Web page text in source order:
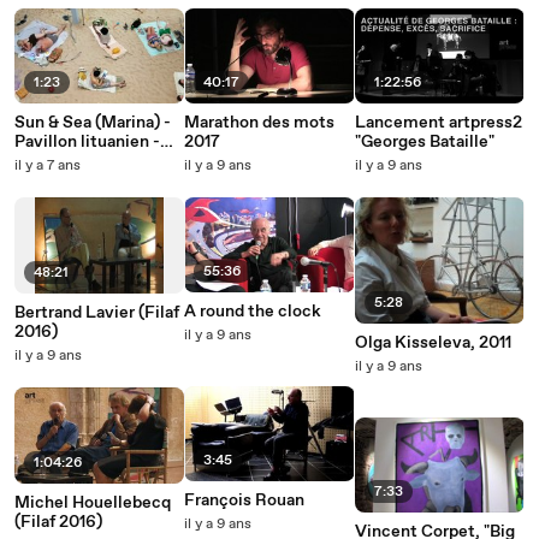
1:23
Sun & Sea (Marina) -
Pavillon lituanien -
Biennale de Venise
il y a 7 ans
48:21
Bertrand Lavier (Filaf
2016)
il y a 9 ans
1:04:26
Michel Houellebecq
(Filaf 2016)
40:17
Marathon des mots
2017
il y a 9 ans
55:36
A round the clock
il y a 9 ans
3:45
François Rouan
il y a 9 ans
1:22:56
Lancement artpress2
"Georges Bataille"
il y a 9 ans
5:28
Olga Kisseleva, 2011
il y a 9 ans
7:33
Vincent Corpet, "Big